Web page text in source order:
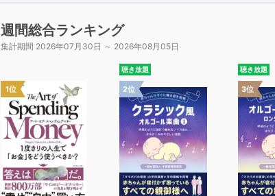
週間総合ランキング
集計期間 2026年07月30日 ～ 2026年08月05日
1位
聴き放題
2位
聴き放題
3位